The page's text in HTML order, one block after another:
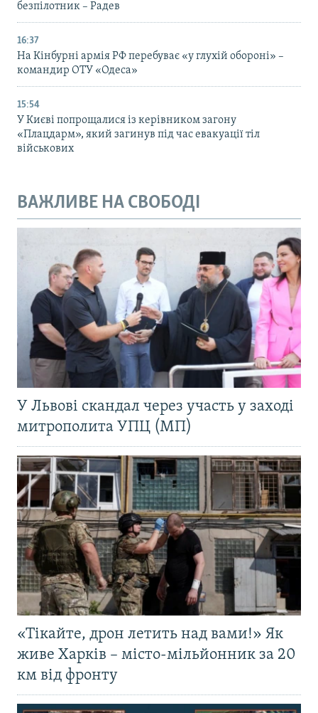
безпілотник – Радев
16:37
На Кінбурні армія РФ перебуває «у глухій обороні» –
командир ОТУ «Одеса»
15:54
У Києві попрощалися із керівником загону
«Плацдарм», який загинув під час евакуації тіл
військових
ВАЖЛИВЕ НА СВОБОДІ
У Львові скандал через участь у заході
митрополита УПЦ (МП)
«Тікайте, дрон летить над вами!» Як
живе Харків – місто-мільйонник за 20
км від фронту